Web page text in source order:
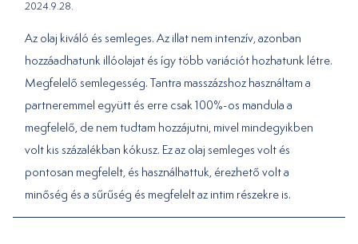
2024.9.28.
Az olaj kiváló és semleges. Az illat nem intenzív, azonban
hozzáadhatunk illóolajat és így több variációt hozhatunk létre.
Megfelelő semlegesség. Tantra masszázshoz használtam a
partneremmel együtt és erre csak 100%-os mandula a
megfelelő, de nem tudtam hozzájutni, mivel mindegyikben
volt kis százalékban kókusz. Ez az olaj semleges volt és
pontosan megfelelt, és használhattuk, érezhető volt a
minőség és a sűrűség és megfelelt az intim részekre is.